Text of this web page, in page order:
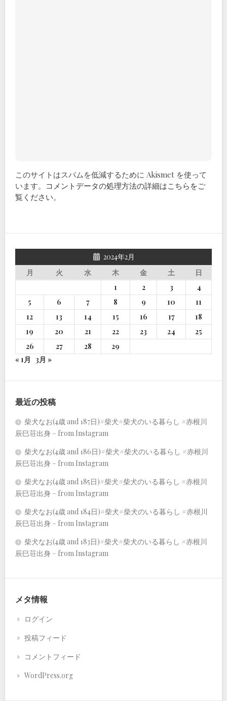
このサイトはスパムを低減するために Akismet を使って
います。 コメントデータの処理方法の詳細はこちらをご
覧ください。
2024年2月
月
火 水 木 金 土
日
1
2 3
4
5
6 7 8 9 10
11
12
13 14 15 16 17
18
19
20 21 22 23 24
25
26
27 28
29
« 1月
3月 »
最近の投稿
柴犬なお(4歳 and 187日)#柴犬#柴犬のいる暮らし #赤根川
辰巳荘出身 – from Instagram
柴犬なお(4歳 and 186日)#柴犬#柴犬のいる暮らし #赤根川
辰巳荘出身 – from Instagram
柴犬なお(4歳 and 185日)#柴犬#柴犬のいる暮らし #赤根川
辰巳荘出身 – from Instagram
柴犬なお(4歳 and 184日)#柴犬#柴犬のいる暮らし #赤根川
辰巳荘出身 – from Instagram
柴犬なお(4歳 and 183日)#柴犬#柴犬のいる暮らし #赤根川
辰巳荘出身 – from Instagram
メタ情報
ログイン
投稿フィード
コメントフィード
WordPress.org